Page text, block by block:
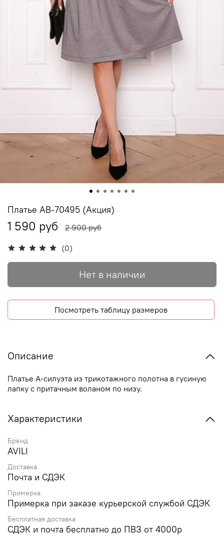
(0)
Платье АВ-70495 (Акция)
1 590 руб 2 900 руб
Нет в наличии
Посмотреть таблицу размеров
Описание
Платье А-силуэта из трикотажного полотна в гусиную
лапку с притачным воланом по низу.
Характеристики
Бренд
AVILI
Доставка
Почта и СДЭК
Примерка
Примерка при заказе курьерской службой СДЭК
Бесплатная доставка
СДЭК и почта бесплатно до ПВЗ от 4000р